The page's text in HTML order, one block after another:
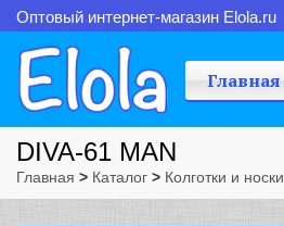
Оптовый интернет-магазин Elola.ru
Главная
DIVA-61 MAN
Главная > Каталог > Колготки и носки